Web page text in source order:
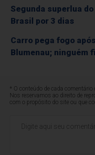
Segunda superlua
Brasil por 3 dias
Carro pega fogo
Blumenau; ninguém
* O conteúdo de cada comentário
Nos reservamos ao direito de
com o propósito do site ou que